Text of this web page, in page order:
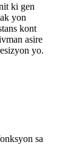
ki gen
yon
kont
asire
yo.
sa